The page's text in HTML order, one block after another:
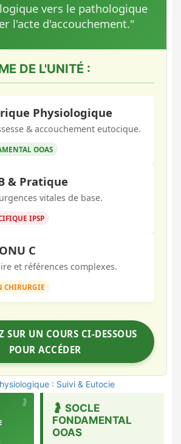
vers le pathologique
l'acte d'accouchement."
DE L'UNITÉ :
Physiologique
& accouchement eutocique.
OOAS
& Pratique
vitales de base.
IPSP
C
et références complexes.
CHIRURGIE
SUR UN COURS CI-DESSOUS
POUR ACCÉDER
: Suivi & Eutocie
🤰 SOCLE
FONDAMENTAL
OOAS